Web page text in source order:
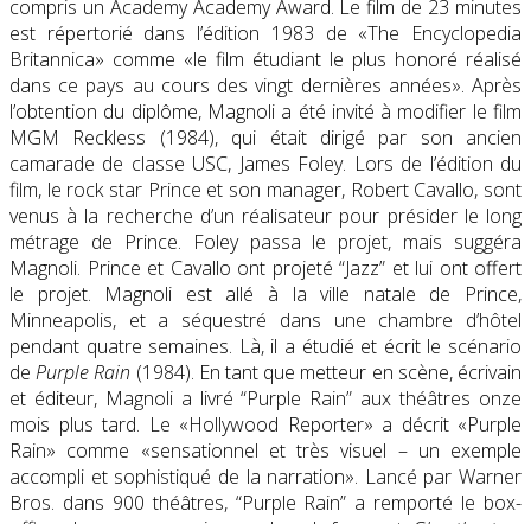
compris un Academy Academy Award. Le film de 23 minutes
est répertorié dans l’édition 1983 de «The Encyclopedia
Britannica» comme «le film étudiant le plus honoré réalisé
dans ce pays au cours des vingt dernières années». Après
l’obtention du diplôme, Magnoli a été invité à modifier le film
MGM Reckless (1984), qui était dirigé par son ancien
camarade de classe USC, James Foley. Lors de l’édition du
film, le rock star Prince et son manager, Robert Cavallo, sont
venus à la recherche d’un réalisateur pour présider le long
métrage de Prince. Foley passa le projet, mais suggéra
Magnoli. Prince et Cavallo ont projeté “Jazz” et lui ont offert
le projet. Magnoli est allé à la ville natale de Prince,
Minneapolis, et a séquestré dans une chambre d’hôtel
pendant quatre semaines. Là, il a étudié et écrit le scénario
dePurple Rain (1984). En tant que metteur en scène, écrivain
et éditeur, Magnoli a livré “Purple Rain” aux théâtres onze
mois plus tard. Le «Hollywood Reporter» a décrit «Purple
Rain» comme «sensationnel et très visuel – un exemple
accompli et sophistiqué de la narration». Lancé par Warner
Bros. dans 900 théâtres, “Purple Rain” a remporté le box-